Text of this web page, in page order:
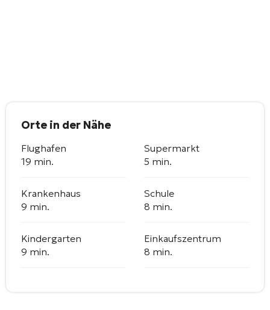
Orte in der Nähe
Flughafen
19 min.
Supermarkt
5 min.
Krankenhaus
9 min.
Schule
8 min.
Kindergarten
9 min.
Einkaufszentrum
8 min.